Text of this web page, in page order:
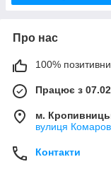
Про нас
100%
Працює з
м.
вулиця
Контакти